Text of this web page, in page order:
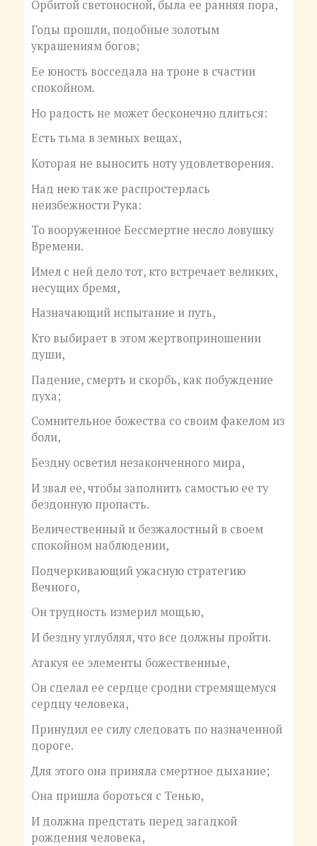
Орбитой светоносной, была ее ранняя пора,
Годы прошли, подобные золотым
украшениям богов;
Ее юность восседала на троне в счастии
спокойном.
Но радость не может бесконечно длиться:
Есть тьма в земных вещах,
Которая не выносить ноту удовлетворения.
Над нею так же распростерлась
неизбежности Рука:
То вооруженное Бессмертие несло ловушку
Времени.
Имел с ней дело тот, кто встречает великих,
несущих бремя,
Назначающий испытание и путь,
Кто выбирает в этом жертвоприношении
души,
Падение, смерть и скорбь, как побуждение
духа;
Сомнительное божества со своим факелом из
боли,
Бездну осветил незаконченного мира,
И звал ее, чтобы заполнить самостью ее ту
бездонную пропасть.
Величественный и безжалостный в своем
спокойном наблюдении,
Подчеркивающий ужасную стратегию
Вечного,
Он трудность измерил мощью,
И бездну углублял, что все должны пройти.
Атакуя ее элементы божественные,
Он сделал ее сердце сродни стремящемуся
сердцу человека,
Принудил ее силу следовать по назначенной
дороге.
Для этого она приняла смертное дыхание;
Она пришла бороться с Тенью,
И должна предстать перед загадкой
рождения человека,